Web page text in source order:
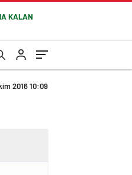
KALAN
2016 10:09